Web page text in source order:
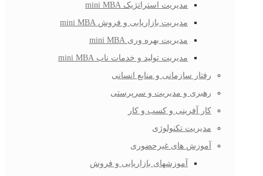
مدیریت استراتژیک mini MBA
مدیریت بازاریابی و فروش mini MBA
مدیریت بهره وری mini MBA
مدیریت تولید و خدمات ناب mini MBA
رفتار سازمانی و منابع انسانی
رهبری و مدیریت و سرپرستی
کار آفرینی و کسب و کار
مدیریت تکنولوژی
آموزش های غیرحضوری
آموزشهای بازاریابی و فروش